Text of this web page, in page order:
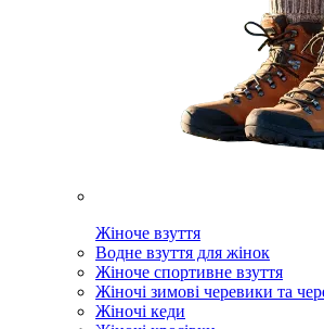
Жіноче взуття
Водне взуття для жінок
Жіноче спортивне взуття
Жіночі зимові черевики та
Жіночі кеди